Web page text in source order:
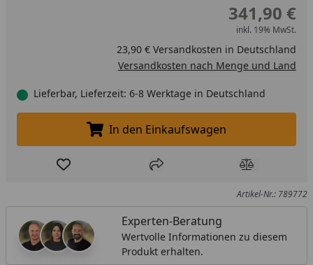
341,90 €
inkl. 19% MwSt.
23,90 € Versandkosten in Deutschland
Versandkosten nach Menge und Land
Lieferbar, Lieferzeit: 6-8 Werktage in Deutschland
In den Einkaufswagen legen
In den Einkaufswagen
Produkt zur Wunschliste hinzufügen
Teilen Produkt
Artikel-Nr.: 789772
Experten-Beratung
Wertvolle Informationen zu diesem
Produkt erhalten.